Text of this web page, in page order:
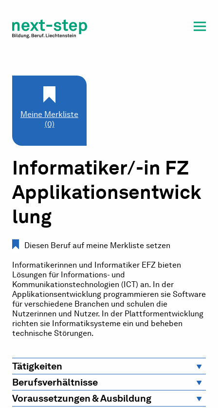
Beratung & Unterstützung
Meine Merkliste
(0)
Informatiker/-in FZ
Applikationsentwick
lung
Diesen Beruf auf meine Merkliste setzen
Informatikerinnen und Informatiker EFZ bieten
Lösungen für Informations- und
Kommunikationstechnologien (ICT) an. In der
Applikationsentwicklung programmieren sie Software
für verschiedene Branchen und schulen die
Nutzerinnen und Nutzer. In der Plattformentwicklung
richten sie Informatiksysteme ein und beheben
technische Störungen.
Tätigkeiten
Berufsverhältnisse
Voraussetzungen & Ausbildung